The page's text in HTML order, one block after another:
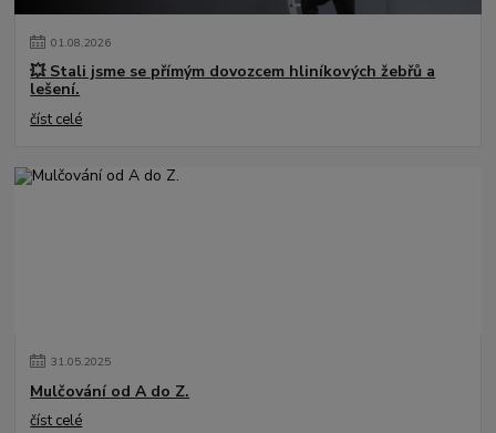
01.08.2026
💥 Stali jsme se přímým dovozcem hliníkových žebřů a
lešení.
číst celé
31.05.2025
Mulčování od A do Z.
číst celé